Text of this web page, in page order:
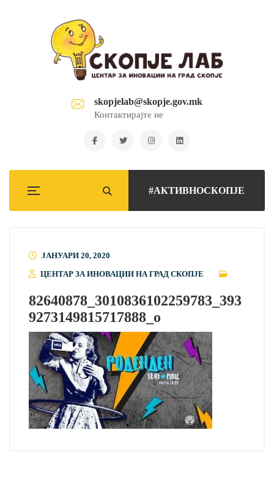
skopjelab@skopje.gov.mk
Контактирајте не
#АКТИВНОСКОПЈЕ
ЈАНУАРИ 20, 2020
ЦЕНТАР ЗА ИНОВАЦИИ НА ГРАД СКОПЈЕ
82640878_3010836102259783_393
9273149815717888_o